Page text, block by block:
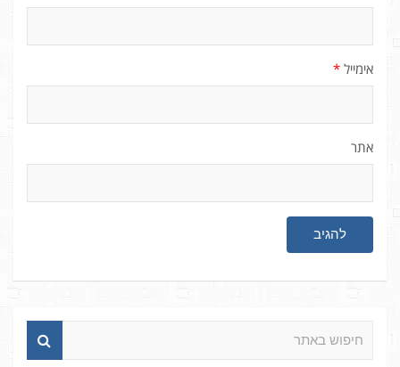
אימייל *
אתר